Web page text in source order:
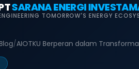
SARANA ENERGI
TOMORROW'S ENERGY
/AIOTKU Berperan dalam